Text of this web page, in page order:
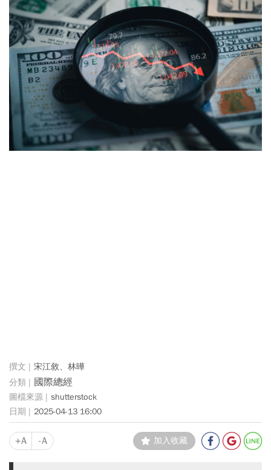
宋江敘、林曄
國際總經
shutterstock
2025-04-13 16:00
+A -A 加入收藏